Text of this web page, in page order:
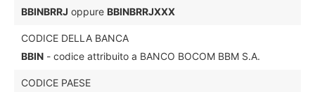
BBINBRRJ oppure BBINBRRJXXX
CODICE DELLA BANCA
BBIN - codice attribuito a BANCO BOCOM BBM S.A.
CODICE PAESE